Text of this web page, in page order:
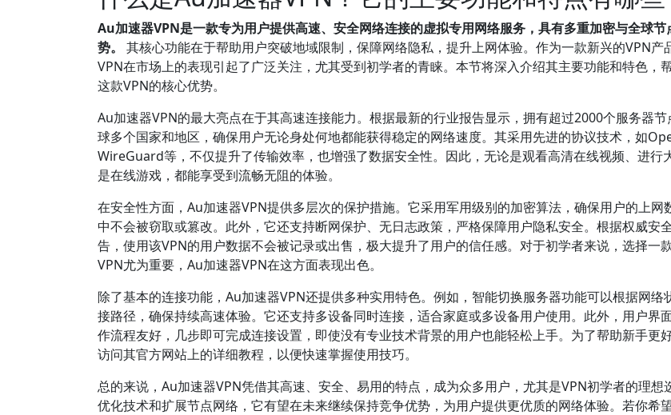
Au加速器VPN是一款专为用户提供高速、安全网络连接的虚拟专用网络服务，具有多重加密与全球节
势。
其核心功能在于帮助用户突破地域限制，保障网络隐私，提升上网体验。作为一款新兴的VPN产
VPN在市场上的表现引起了广泛关注，尤其受到初学者的青睐。本节将深入介绍其主要功能和特色，
这款VPN的核心优势。
Au加速器VPN的最大亮点在于其高速连接能力。根据最新的行业报告显示，拥有超过2000个服务器节
球多个国家和地区，确保用户无论身处何地都能获得稳定的网络速度。其采用先进的协议技术，如
WireGuard等，不仅提升了传输效率，也增强了数据安全性。因此，无论是观看高清在线视频、进行
是在线游戏，都能享受到流畅无阻的体验。
在安全性方面，Au加速器VPN提供多层次的保护措施。它采用军用级别的加密算法，确保用户的上网
中不会被窃取或篡改。此外，它还支持断网保护、无日志政策，严格保障用户隐私安全。根据权威安
告，使用该VPN的用户数据不会被记录或出售，极大提升了用户的信任感。对于初学者来说，选择一
VPN尤为重要，Au加速器VPN在这方面表现出色。
除了基本的连接功能，Au加速器VPN还提供多种实用特色。例如，智能切换服务器功能可以根据网络
接路径，确保持续高速体验。它还支持多设备同时连接，适合家庭或多设备用户使用。此外，用户界
作流程友好，几步即可完成连接设置，即使没有专业技术背景的用户也能轻松上手。为了帮助新手更
访问其官方网站上的详细教程，以便快速掌握使用技巧。
总的来说，Au加速器VPN凭借其高速、安全、易用的特点，成为众多用户，尤其是VPN初学者的理想
优化技术和扩展节点网络，它有望在未来继续保持竞争优势，为用户提供更优质的网络体验。若你希